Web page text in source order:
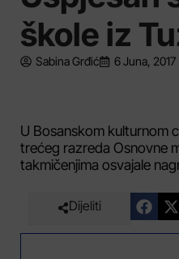
škole iz
Sabina Grđić 6 Juna, 2017
U Bosanskom kulturnom
trećeg razreda Osnovne
takmičenjima osvajale
Dijeliti